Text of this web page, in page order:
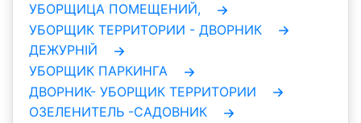
УБОРЩИЦА ПОМЕЩЕНИЙ,
УБОРЩИК ТЕРРИТОРИИ - ДВОРНИК
ДЕЖУРНІЙ
УБОРЩИК ПАРКИНГА
ДВОРНИК- УБОРЩИК ТЕРРИТОРИИ
ОЗЕЛЕНИТЕЛЬ -САДОВНИК